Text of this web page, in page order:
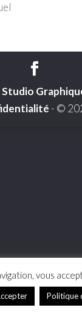
Studio
- ©
vous
Politique